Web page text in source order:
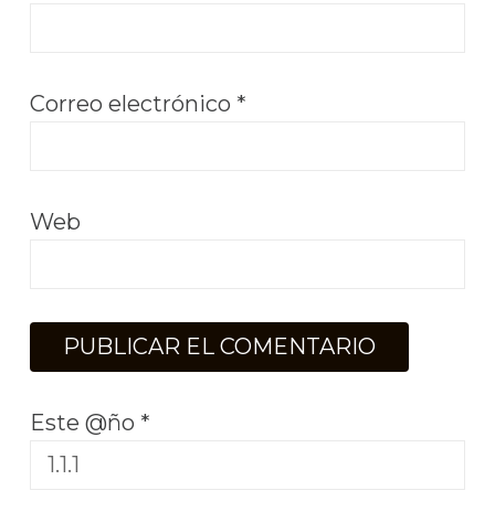
Correo electrónico *
Web
Este @ño *